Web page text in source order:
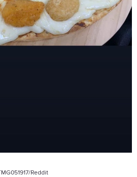
/Reddit